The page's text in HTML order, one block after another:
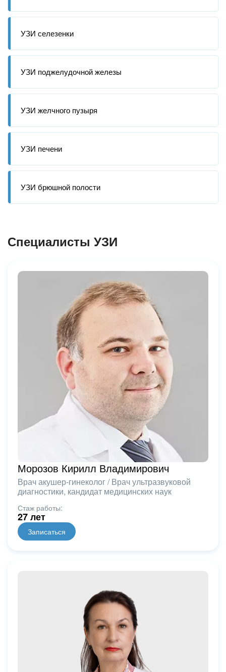
УЗИ селезенки
УЗИ поджелудочной железы
УЗИ желчного пузыря
УЗИ печени
УЗИ брюшной полости
Специалисты УЗИ
Морозов Кирилл Владимирович
Врач акушер-гинеколог / Врач ультразвуковой
диагностики, кандидат медицинских наук
Стаж работы:
27 лет
Записаться